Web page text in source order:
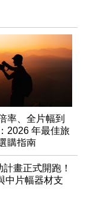
率、全片幅到
2026 年最佳旅
購指南
畫正式開跑！
中片幅器材支